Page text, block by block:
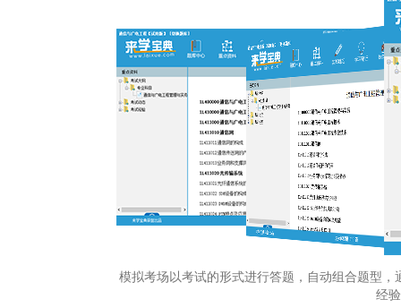
模拟考场以考试的形式进行答题，自动组合题型
经